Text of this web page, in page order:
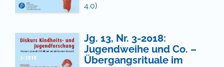
4.0)
Jg. 13, Nr. 3-2018:
Jugendweihe und Co. –
Übergangsrituale im